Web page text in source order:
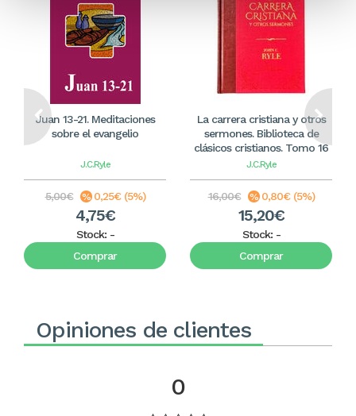
Juan 13-21. Meditaciones
sobre el evangelio
J.C.Ryle
5,00€ 0,25€ (5%)
4,75€
Stock: -
Comprar
La carrera cristiana y otros
sermones. Biblioteca de
clásicos cristianos. Tomo 16
J.C.Ryle
16,00€ 0,80€ (5%)
15,20€
Stock: -
Comprar
Opiniones de clientes
0